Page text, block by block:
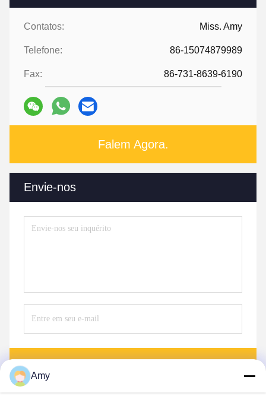
Contatos: Miss. Amy
Telefone: 86-15074879989
Fax: 86-731-8639-6190
Falem Agora.
Envie-nos
Amy